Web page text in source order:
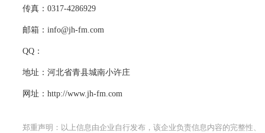
传真：0317-4286929
邮箱：info@jh-fm.com
QQ：
地址：河北省青县城南小许庄
网址：http://www.jh-fm.com
郑重声明：以上信息由企业自行发布，该企业负责信息内容的完整性、